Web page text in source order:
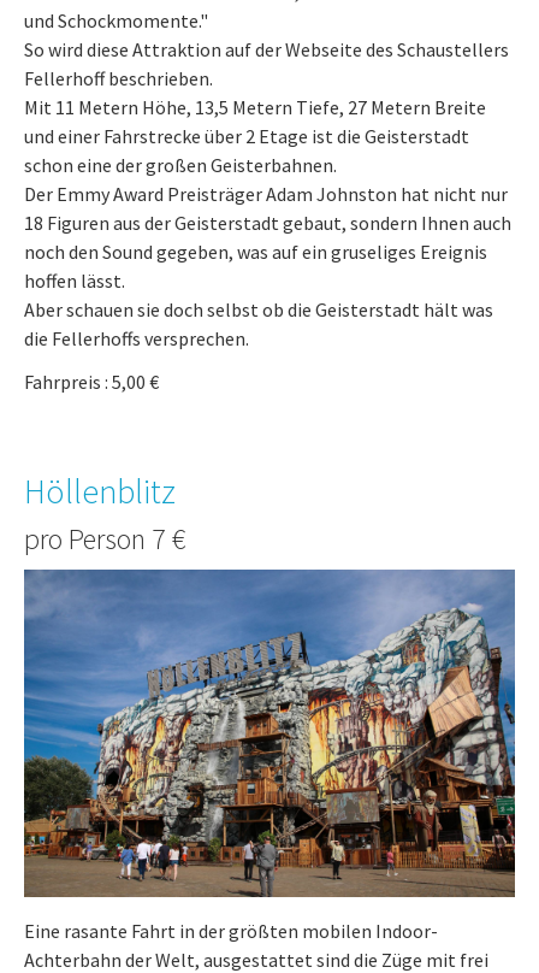
und Schockmomente."
So wird diese Attraktion auf der Webseite des Schaustellers
Fellerhoff beschrieben.
Mit 11 Metern Höhe, 13,5 Metern Tiefe, 27 Metern Breite
und einer Fahrstrecke über 2 Etage ist die Geisterstadt
schon eine der großen Geisterbahnen.
Der Emmy Award Preisträger Adam Johnston hat nicht nur
18 Figuren aus der Geisterstadt gebaut, sondern Ihnen auch
noch den Sound gegeben, was auf ein gruseliges Ereignis
hoffen lässt.
Aber schauen sie doch selbst ob die Geisterstadt hält was
die Fellerhoffs versprechen.
Fahrpreis : 5,00 €
Höllenblitz
pro Person 7 €
Eine rasante Fahrt in der größten mobilen Indoor-
Achterbahn der Welt, ausgestattet sind die Züge mit frei